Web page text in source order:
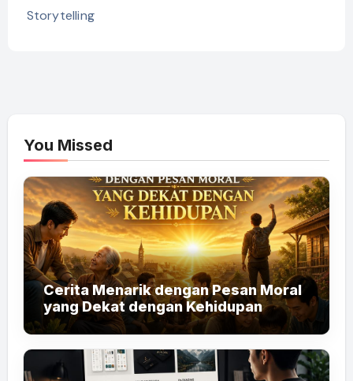
Storytelling
You Missed
Cerita Menarik dengan Pesan Moral
yang Dekat dengan Kehidupan